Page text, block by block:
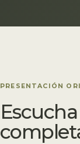
PRESENTACIÓN